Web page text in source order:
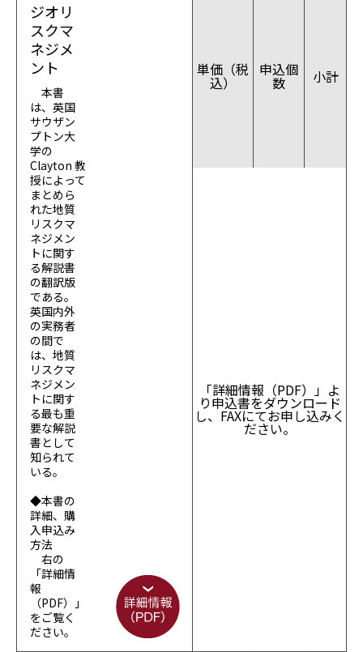
ジオリ
スクマ
ネジメ
ント
本書
は、英国
サウザン
プトン大
学の
Clayton 教
授によって
まとめら
れた地質
リスクマ
ネジメン
トに関す
る解説書
の翻訳版
である。
英国内外
の実務者
の間で
は、地質
リスクマ
ネジメン
トに関す
る最も重
要な解説
書として
知られて
いる。
◆本書の
詳細、購
入申込み
方法
右の
「詳細情
報
（PDF）」
をご覧く
ださい。
単価（税
込）
申込個
数 小計
「詳細情報（PDF）」よ
り申込書をダウンロード
し、FAXにてお申し込みく
ださい。